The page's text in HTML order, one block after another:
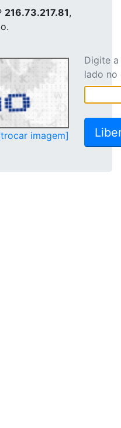
216.73.217.81,
imagem]
Digite
lado no